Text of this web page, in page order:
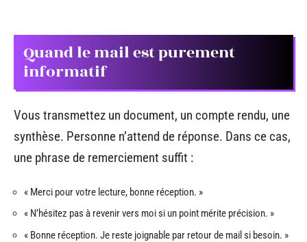
Quand le mail est purement
informatif
Vous transmettez un document, un compte rendu, une
synthèse. Personne n’attend de réponse. Dans ce cas,
une phrase de remerciement suffit :
« Merci pour votre lecture, bonne réception. »
« N’hésitez pas à revenir vers moi si un point mérite précision. »
« Bonne réception. Je reste joignable par retour de mail si besoin. »